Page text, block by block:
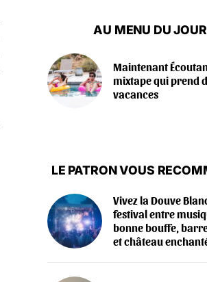
AU MENU DU JOUR
Maintenant
mixtape qui prend
vacances
LE PATRON VOUS
Vivez la Douve
festival entre
bonne bouffe,
et château